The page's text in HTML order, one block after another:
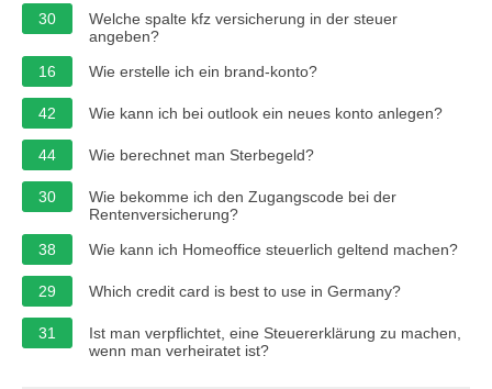
30
Welche spalte kfz versicherung in der steuer
angeben?
16
Wie erstelle ich ein brand-konto?
42 Wie kann ich bei outlook ein neues konto anlegen?
44 Wie berechnet man Sterbegeld?
30
Wie bekomme ich den Zugangscode bei der
Rentenversicherung?
38
Wie kann ich Homeoffice steuerlich geltend machen?
29 Which credit card is best to use in Germany?
31
Ist man verpflichtet, eine Steuererklärung zu machen,
wenn man verheiratet ist?